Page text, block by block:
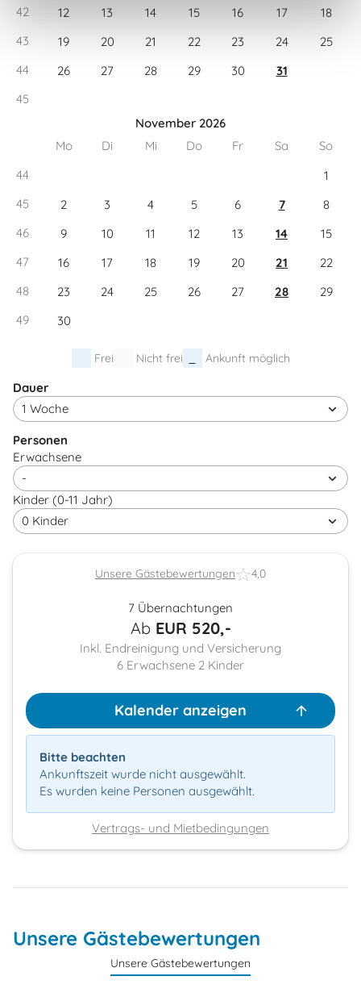
42 12 13 14 15 16 17
18
43
19 20 21 22 23 24
25
44
26 27 28 29 30
31
45
November 2026
Mo
Di Mi Do Fr Sa
So
44
1
45
2 3 4 5 6 7
8
46
9 10 11 12 13 14
15
47
16 17 18 19 20 21
22
48
23 24 25 26 27 28
29
49
30
Frei Nicht frei Ankunft möglich
Dauer
Personen
Erwachsene
Kinder (0-11 Jahr)
Unsere Gästebewertungen 4,0
7 Übernachtungen
Ab EUR 520,-
Inkl. Endreinigung und Versicherung
6 Erwachsene 2 Kinder
Kalender anzeigen
Bitte beachten
Ankunftszeit wurde nicht ausgewählt.
Es wurden keine Personen ausgewählt.
Vertrags- und Mietbedingungen
Unsere Gästebewertungen
Unsere Gästebewertungen